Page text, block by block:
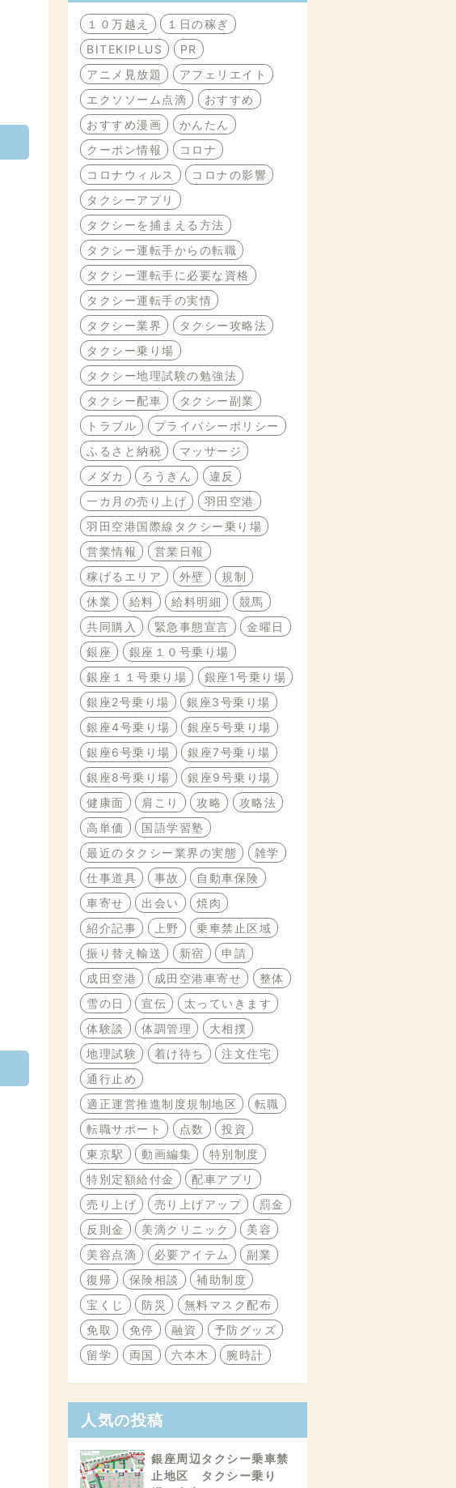
１０万越え
１日の稼ぎ
BITEKIPLUS
PR
アニメ見放題
アフェリエイト
エクソソーム点滴
おすすめ
おすすめ漫画
かんたん
クーポン情報
コロナ
コロナウィルス
コロナの影響
タクシーアプリ
タクシーを捕まえる方法
タクシー運転手からの転職
タクシー運転手に必要な資格
タクシー運転手の実情
タクシー業界
タクシー攻略法
タクシー乗り場
タクシー地理試験の勉強法
タクシー配車
タクシー副業
トラブル
プライバシーポリシー
ふるさと納税
マッサージ
メダカ
ろうきん
違反
一カ月の売り上げ
羽田空港
羽田空港国際線タクシー乗り場
営業情報
営業日報
稼げるエリア
外壁
規制
休業
給料 給料明細
競馬
共同購入
緊急事態宣言
金曜日
銀座
銀座１０号乗り場
銀座１１号乗り場
銀座1号乗り場
銀座2号乗り場
銀座3号乗り場
銀座4号乗り場
銀座5号乗り場
銀座6号乗り場
銀座7号乗り場
銀座8号乗り場
銀座9号乗り場
健康面
肩こり 攻略
攻略法
高単価
国語学習塾
最近のタクシー業界の実態
雑学
仕事道具
事故
自動車保険
車寄せ
出会い
焼肉
紹介記事
上野
乗車禁止区域
振り替え輸送
新宿
申請
成田空港
成田空港車寄せ
整体
雪の日
宣伝
太っていきます
体験談
体調管理
大相撲
地理試験
着け待ち
注文住宅
通行止め
適正運営推進制度規制地区
転職
転職サポート
点数
投資
東京駅
動画編集
特別制度
特別定額給付金
配車アプリ
売り上げ
売り上げアップ
罰金
反則金
美滴クリニック
美容
美容点滴
必要アイテム
副業
復帰
保険相談
補助制度
宝くじ
防災
無料マスク配布
免取
免停 融資
予防グッズ
留学
両国 六本木 腕時計
人気の投稿
銀座周辺タクシー乗車禁
止地区 タクシー乗り